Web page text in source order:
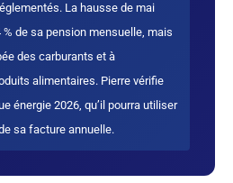
La hausse de mai
de sa pension mensuelle, mais
des carburants et à
alimentaires. Pierre vérifie
énergie 2026, qu’il pourra utiliser
sa facture annuelle.